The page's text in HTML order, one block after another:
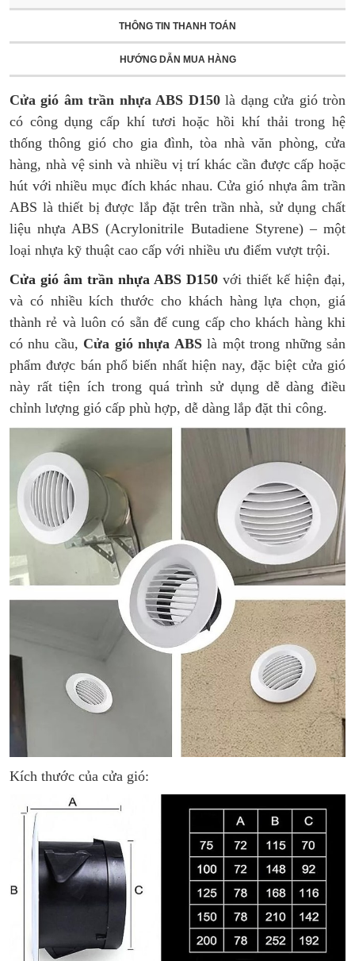
THÔNG TIN THANH TOÁN
HƯỚNG DẪN MUA HÀNG
Cửa gió âm trần nhựa ABS D150là dạng cửa gió tròn
có công dụng cấp khí tươi hoặc hồi khí thải trong hệ
thống thông gió cho gia đình, tòa nhà văn phòng, cửa
hàng, nhà vệ sinh và nhiều vị trí khác cần được cấp hoặc
hút với nhiều mục đích khác nhau. Cửa gió nhựa âm trần
ABS là thiết bị được lắp đặt trên trần nhà, sử dụng chất
liệu nhựa ABS (Acrylonitrile Butadiene Styrene) – một
loại nhựa kỹ thuật cao cấp với nhiều ưu điểm vượt trội.
Cửa gió âm trần nhựa ABS D150 với thiết kế hiện đại,
và có nhiều kích thước cho khách hàng lựa chọn, giá
thành rẻ và luôn có sẵn để cung cấp cho khách hàng khi
có nhu cầu, Cửa gió nhựa ABSlà một trong những sản
phẩm được bán phổ biến nhất hiện nay, đặc biệt cửa gió
này rất tiện ích trong quá trình sử dụng dễ dàng điều
chỉnh lượng gió cấp phù hợp, dễ dàng lắp đặt thi công.
Kích thước của cửa gió: